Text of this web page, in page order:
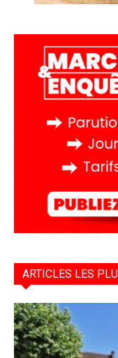
ARTICLES LES